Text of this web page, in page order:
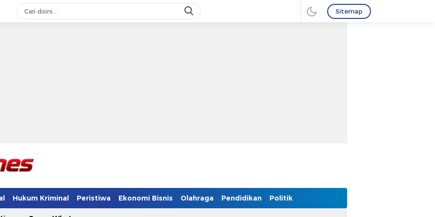
Sitemap
Hukum Kriminal Peristiwa Ekonomi Bisnis Olahraga Pendidikan Politik